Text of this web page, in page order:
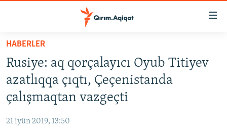
Esas
qaytmaq
Baş
navigatsiyağa
qaytmaq
Qıdıruvğa
qaytmaq
SİYASET
İQTİSADİYAT
MEDENİYET
HABERLER
Rusiye: aq qorçalayıcı Oyub Titiyev
azatlıqqa çıqtı, Çeçenistanda
çalışmaqtan vazgeçti
21 iyün 2019, 13:50